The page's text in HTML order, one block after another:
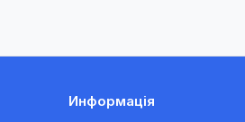
Информація